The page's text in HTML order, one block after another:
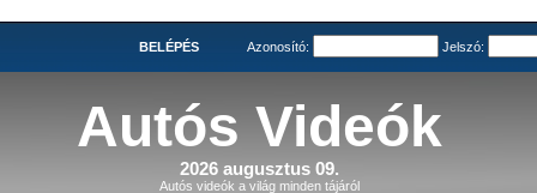
BELÉPÉS Azonosító: Jelszó:
Autós Videók
2026 augusztus 09.
Autós videók a világ minden tájáról